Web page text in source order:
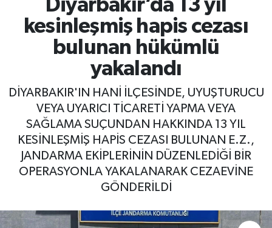
Diyarbakır’da 13 yıl
kesinleşmiş hapis cezası
bulunan hükümlü
yakalandı
DİYARBAKIR'IN HANİ İLÇESİNDE, UYUŞTURUCU
VEYA UYARICI TİCARETİ YAPMA VEYA
SAĞLAMA SUÇUNDAN HAKKINDA 13 YIL
KESİNLEŞMİŞ HAPİS CEZASI BULUNAN E.Z.,
JANDARMA EKİPLERİNİN DÜZENLEDİĞİ BİR
OPERASYONLA YAKALANARAK CEZAEVİNE
GÖNDERİLDİ